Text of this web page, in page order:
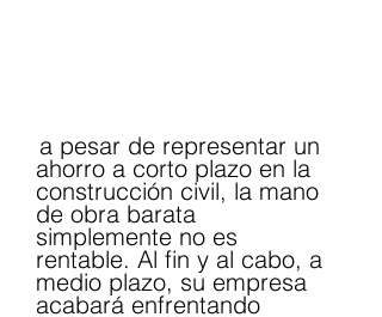
a pesar de representar un
ahorro a corto plazo en la
construcción civil, la mano
de obra barata
simplemente no es
rentable. Al fin y al cabo, a
medio plazo, su empresa
acabará enfrentando